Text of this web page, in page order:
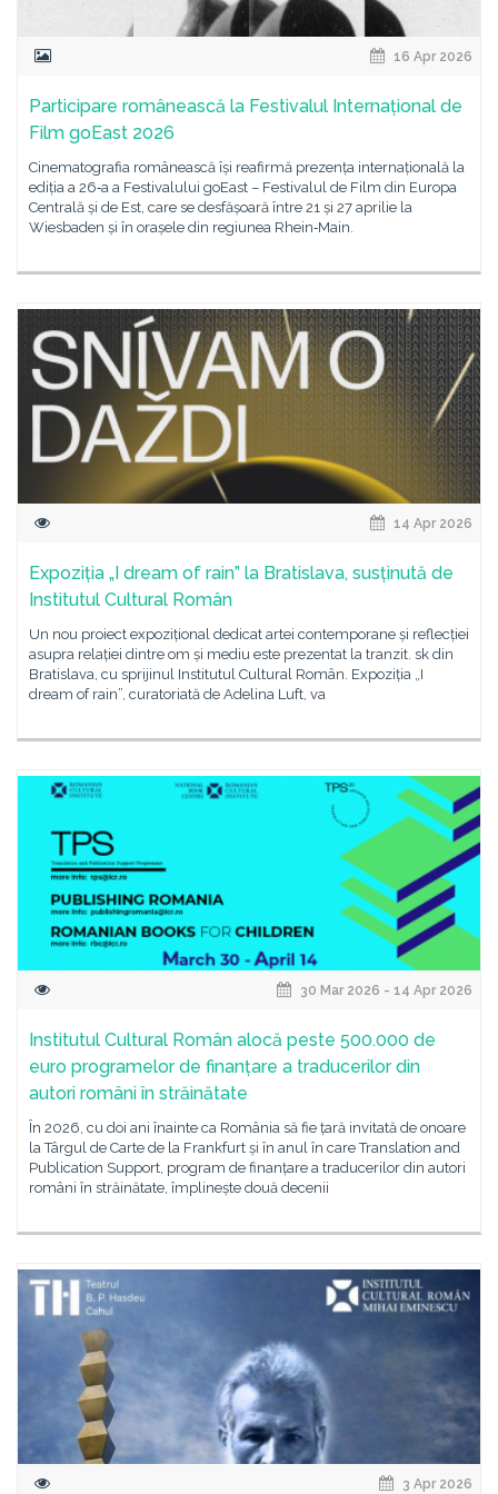
16 Apr 2026
Participare românească la Festivalul Internațional de
Film goEast 2026
Cinematografia românească își reafirmă prezența internațională la
ediția a 26‑a a Festivalului goEast – Festivalul de Film din Europa
Centrală și de Est, care se desfășoară între 21 și 27 aprilie la
Wiesbaden și în orașele din regiunea Rhein‑Main.
14 Apr 2026
Expoziția „I dream of rain” la Bratislava, susținută de
Institutul Cultural Român
Un nou proiect expozițional dedicat artei contemporane și reflecției
asupra relației dintre om și mediu este prezentat la tranzit. sk din
Bratislava, cu sprijinul Institutul Cultural Român. Expoziția „I
dream of rain”, curatoriată de Adelina Luft, va
30 Mar 2026 - 14 Apr 2026
Institutul Cultural Român alocă peste 500.000 de
euro programelor de finanțare a traducerilor din
autori români în străinătate
În 2026, cu doi ani înainte ca România să fie țară invitată de onoare
la Târgul de Carte de la Frankfurt și în anul în care Translation and
Publication Support, program de finanțare a traducerilor din autori
români în străinătate, împlinește două decenii
3 Apr 2026